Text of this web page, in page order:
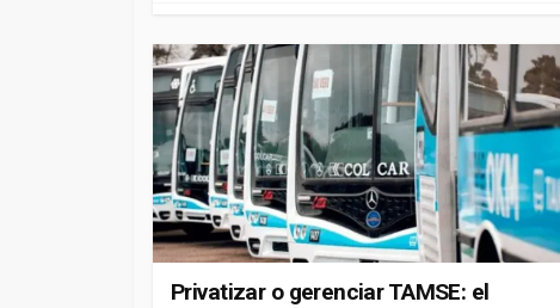
Privatizar o gerenciar TAMSE: el